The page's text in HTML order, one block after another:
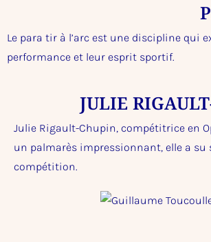
Le para tir à l’arc est une discipline qui
performance et leur esprit sportif.
JULIE
Julie Rigault-Chupin, compétitrice en
un palmarès impressionnant, elle a
compétition.